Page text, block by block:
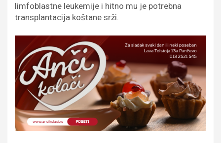
limfoblastne leukemije i hitno mu je potrebna
transplantacija koštane srži.